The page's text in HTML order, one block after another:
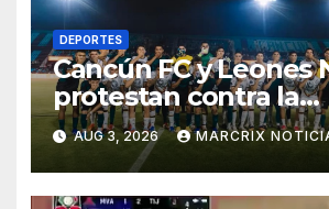
DEPORTES
Cancún FC y Leones
protestan contra la
desaparición del
descenso en la
AUG 3, 2026 MARCRIX